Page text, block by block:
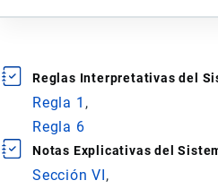
Reglas Interpretativas del
Regla 1
Regla 6
Notas Explicativas del
Sección VI